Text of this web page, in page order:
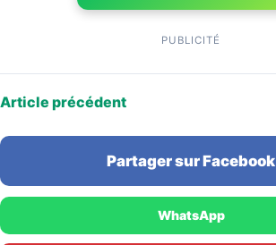
PUBLICITÉ
Article précédent
Partager sur Facebook
WhatsApp